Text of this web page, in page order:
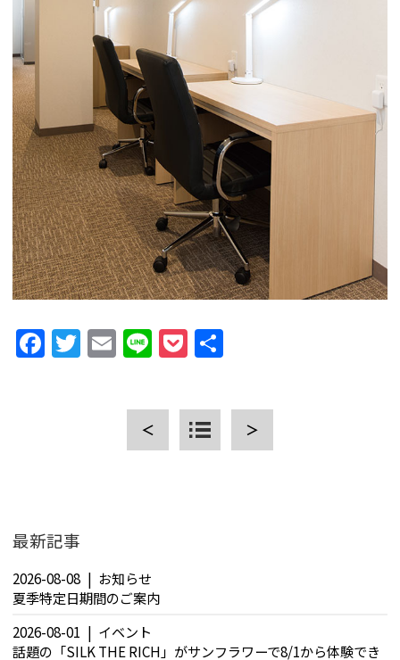
ACCESS アクセス
RESERVATION 宿泊予約
NEWS & BLOG ニュース＆ブログ
CLOSE
Facebook
Twitter
Email
LinePocket
＜ ＞
最新記事
2026-08-08
お知らせ
夏季特定日期間のご案内
2026-08-01
イベント
話題の「SILK THE RICH」がサンフラワーで8/1から体験でき